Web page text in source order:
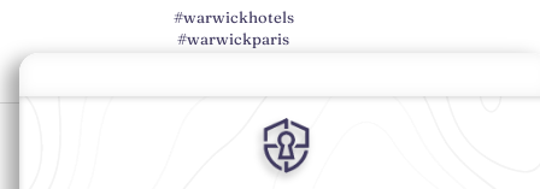
#warwickhotels
#warwickparis
Préférences en matière de cookies
Politique de confidentialité
Politique en matière de cookies